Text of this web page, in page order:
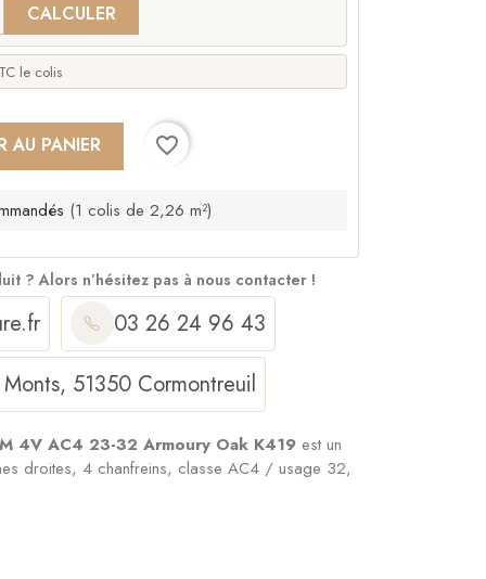
CALCULER
le colis
AU PANIER favorite_border
(1 colis de 2,26 m²)
?Alors n’hésitez pas à nous contacter !
03 26 24 96 43
51350 Cormontreuil
4V AC4 23-32 Armoury Oak K419 est un
droites, 4 chanfreins, classe AC4 / usage 32,